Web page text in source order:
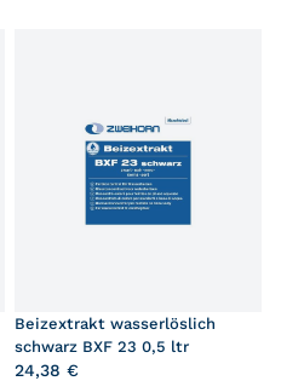
Beizextrakt wasserlöslich
schwarz BXF 23 0,5 ltr
24,38 €